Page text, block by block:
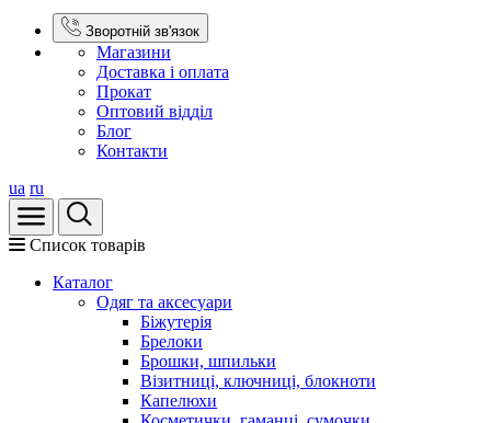
Зворотній зв'язок
Магазини
Доставка і оплата
Прокат
Оптовий відділ
Блог
Контакти
ua ru
Список товарів
Каталог
Oдяг та аксесуари
Біжутерія
Брелоки
Брошки, шпильки
Візитниці, ключниці, блокноти
Капелюхи